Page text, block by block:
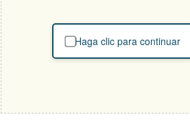
Haga clic para continuar